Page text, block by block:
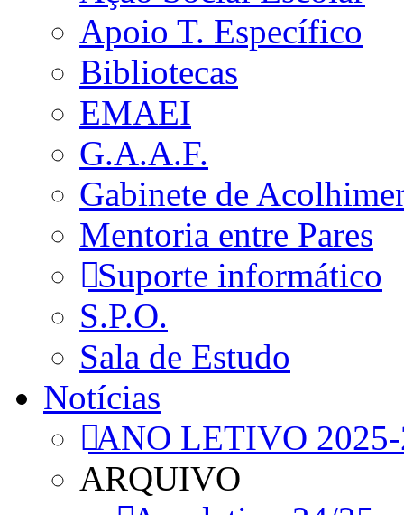
Apoio T. Específico
Bibliotecas
EMAEI
G.A.A.F.
Gabinete de
Mentoria entre Pares
Suporte informático
S.P.O.
Sala de Estudo
Notícias
ANO LETIVO
ARQUIVO